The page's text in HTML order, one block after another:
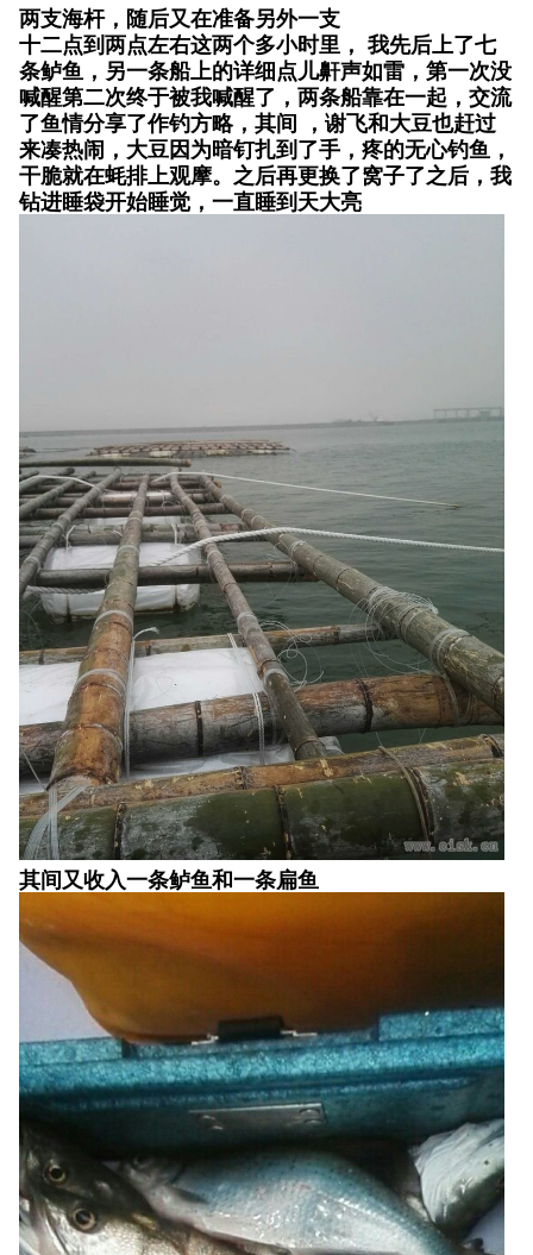
两支海杆，随后又在准备另外一支
十二点到两点左右这两个多小时里， 我先后上了七
条鲈鱼，另一条船上的详细点儿鼾声如雷，第一次没
喊醒第二次终于被我喊醒了，两条船靠在一起，交流
了鱼情分享了作钓方略，其间 ，谢飞和大豆也赶过
来凑热闹，大豆因为暗钉扎到了手，疼的无心钓鱼，
干脆就在蚝排上观摩。之后再更换了窝子了之后，我
钻进睡袋开始睡觉，一直睡到天大亮
其间又收入一条鲈鱼和一条扁鱼